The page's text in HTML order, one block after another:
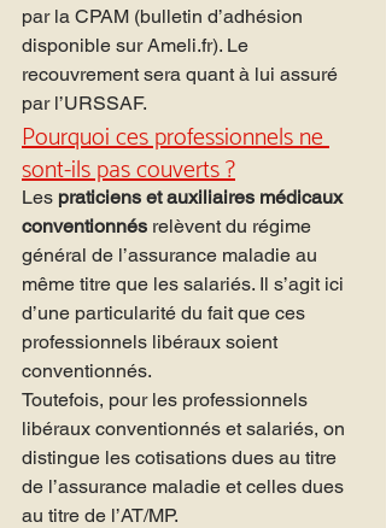
par la CPAM (bulletin d’adhésion
disponible sur Ameli.fr). Le
recouvrement sera quant à lui assuré
par l’URSSAF.
Pourquoi ces professionnels ne
sont-ils pas couverts ?
Les praticiens et auxiliaires médicaux
conventionnés relèvent du régime
général de l’assurance maladie au
même titre que les salariés. Il s’agit ici
d’une particularité du fait que ces
professionnels libéraux soient
conventionnés.
Toutefois, pour les professionnels
libéraux conventionnés et salariés, on
distingue les cotisations dues au titre
de l’assurance maladie et celles dues
au titre de l’AT/MP.